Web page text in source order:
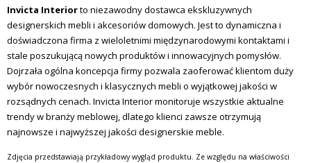
Invicta Interiorto niezawodny dostawca ekskluzywnych
designerskich mebli i akcesoriów domowych. Jest to dynamiczna i
doświadczona firma z wieloletnimi międzynarodowymi kontaktami i
stale poszukującą nowych produktów i innowacyjnych pomysłów.
Dojrzała ogólna koncepcja firmy pozwala zaoferować klientom duży
wybór nowoczesnych i klasycznych mebli o wyjątkowej jakości w
rozsądnych cenach. Invicta Interior monitoruje wszystkie aktualne
trendy w branży meblowej, dlatego klienci zawsze otrzymują
najnowsze i najwyższej jakości designerskie meble.
Zdjęcia przedstawiają przykładowy wygląd produktu. Ze względu na właściwości